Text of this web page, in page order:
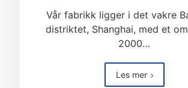
Vår fabrikk ligger i det vakre
distriktet, Shanghai, med et
2000…
Les mer